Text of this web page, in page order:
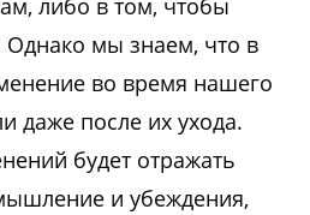
либо в том, чтобы
Однако мы знаем, что в
во время нашего
даже после их ухода.
будет отражать
и убеждения,